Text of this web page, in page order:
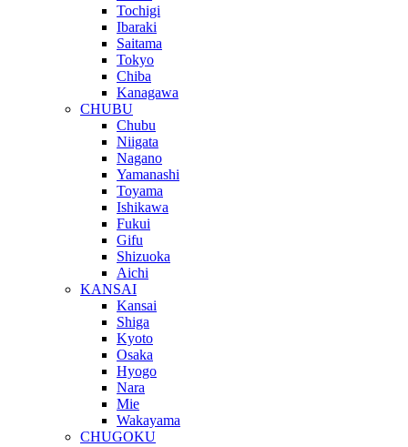
Tochigi
Ibaraki
Saitama
Tokyo
Chiba
Kanagawa
CHUBU
Chubu
Niigata
Nagano
Yamanashi
Toyama
Ishikawa
Fukui
Gifu
Shizuoka
Aichi
KANSAI
Kansai
Shiga
Kyoto
Osaka
Hyogo
Nara
Mie
Wakayama
CHUGOKU